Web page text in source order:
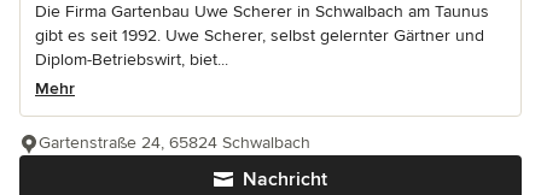
Die Firma Gartenbau Uwe Scherer in Schwalbach am Taunus
gibt es seit 1992. Uwe Scherer, selbst gelernter Gärtner und
Diplom-Betriebswirt, biet...
Mehr
Nachricht
Gartenstraße 24, 65824 Schwalbach